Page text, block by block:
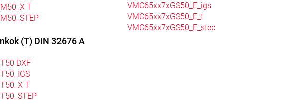
T
(T) DIN 32676 A
DXF
T
VMC65xx7xGS50_E_igs
VMC65xx7xGS50_E_t
VMC65xx7xGS50_E_step